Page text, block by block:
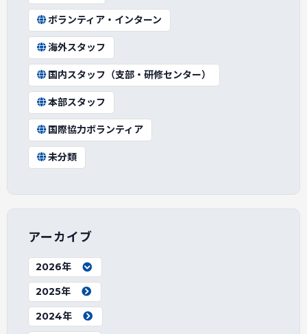
ボランティア・インターン
海外スタッフ
国内スタッフ（支部・研修センター）
本部スタッフ
国際協力ボランティア
未分類
アーカイブ
2026年
2025年
2024年